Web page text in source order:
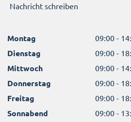
Nachricht schreiben
Montag 09:00 -
Dienstag 09:00 -
Mittwoch 09:00 -
Donnerstag 09:00 -
Freitag 09:00 -
Sonnabend 09:00 -